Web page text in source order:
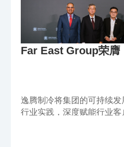
逸腾制冷将集团的可持续
行业实践，深度赋能行业